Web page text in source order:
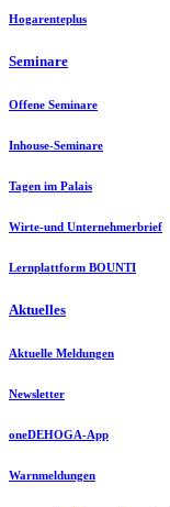
Hogarenteplus
Seminare
Offene Seminare
Inhouse-Seminare
Tagen im Palais
Wirte-und Unternehmerbrief
Lernplattform BOUNTI
Aktuelles
Aktuelle Meldungen
Newsletter
oneDEHOGA-App
Warnmeldungen